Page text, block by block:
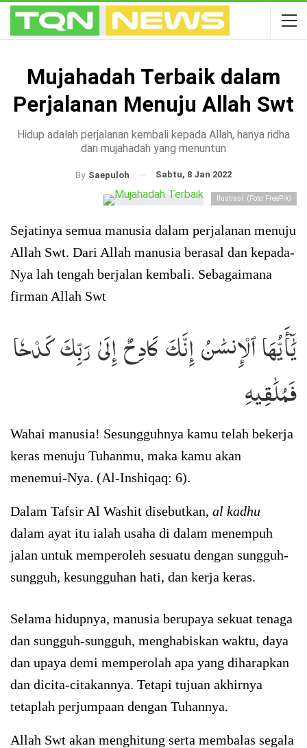
Mujahadah Terbaik dalam
Perjalanan Menuju Allah Swt
Hidup adalah perjalanan kembali kepada Allah, hanya ridha
dan mujahadah yang menuntun
By Saepuloh Sabtu, 8 Jan 2022
Ilustrasi. (Foto: FreePik)
Sejatinya semua manusia dalam perjalanan menuju
Allah Swt. Dari Allah manusia berasal dan kepada-
Nya lah tengah berjalan kembali. Sebagaimana
firman Allah Swt
يَٰٓأَيُّهَا ٱلۡإِنسَٰنُ إِنَّكَ كَادِحٌ إِلَىٰ رَبِّكَ كَدۡحٗا
فَمُلَٰقِيهِ
Wahai manusia! Sesungguhnya kamu telah bekerja
keras menuju Tuhanmu, maka kamu akan
menemui-Nya. (Al-Inshiqaq: 6).
Dalam Tafsir Al Washit disebutkan, al kadhu
dalam ayat itu ialah usaha di dalam menempuh
jalan untuk memperoleh sesuatu dengan sungguh-
sungguh, kesungguhan hati, dan kerja keras.
Selama hidupnya, manusia berupaya sekuat tenaga
dan sungguh-sungguh, menghabiskan waktu, daya
dan upaya demi memperolah apa yang diharapkan
dan dicita-citakannya. Tetapi tujuan akhirnya
tetaplah perjumpaan dengan Tuhannya.
Allah Swt akan menghitung serta membalas segala